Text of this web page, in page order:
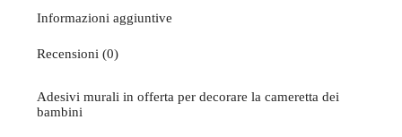
Informazioni aggiuntive
Recensioni (0)
Adesivi murali in offerta per decorare la cameretta dei
bambini